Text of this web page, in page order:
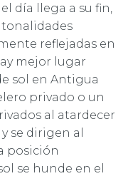
día llega a su fin,
tonalidades
reflejadas en
mejor lugar
sol en Antigua
privado o un
al atardecer
se dirigen al
posición
se hunde en el